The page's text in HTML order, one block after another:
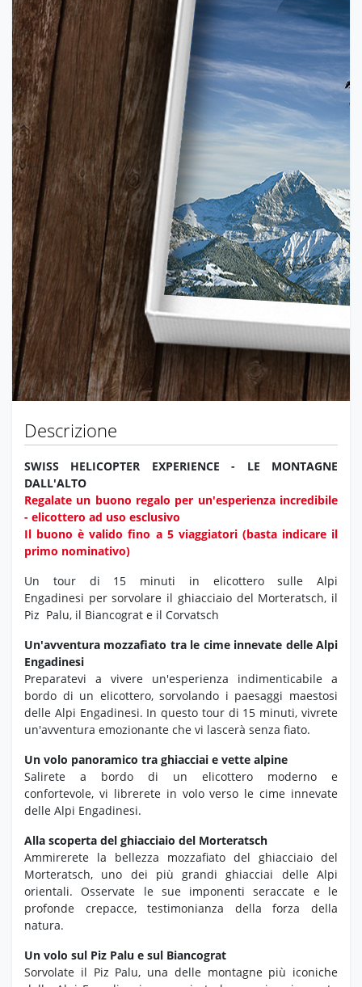
Descrizione
SWISS HELICOPTER EXPERIENCE - LE MONTAGNE
DALL'ALTO
Regalate un buono regalo per un'esperienza incredibile
- elicottero ad uso esclusivo
Il buono è valido fino a 5 viaggiatori (basta indicare il
primo nominativo)
Un tour di 15 minuti in elicottero sulle Alpi
Engadinesi per sorvolare il ghiacciaio del Morteratsch, il
Piz Palu, il Biancograt e il Corvatsch
Un'avventura mozzafiato tra le cime innevate delle Alpi
Engadinesi
Preparatevi a vivere un'esperienza indimenticabile a
bordo di un elicottero,sorvolando i paesaggi maestosi
delle Alpi Engadinesi. In questo tour di 15 minuti, vivrete
un'avventura emozionante che vi lascerà senza fiato.
Un volo panoramico tra ghiacciai e vette alpine
Salirete a bordo di un elicottero moderno e
confortevole, vi librerete in volo verso le cime innevate
delle Alpi Engadinesi.
Alla scoperta del ghiacciaio del Morteratsch
Ammirerete la bellezza mozzafiato del ghiacciaio del
Morteratsch, uno dei più grandi ghiacciai delle Alpi
orientali. Osservate le sue imponenti seraccate e le
profonde crepacce,testimonianza della forza della
natura.
Un volo sul Piz Palu e sul Biancograt
Sorvolate il Piz Palu, una delle montagne più iconiche